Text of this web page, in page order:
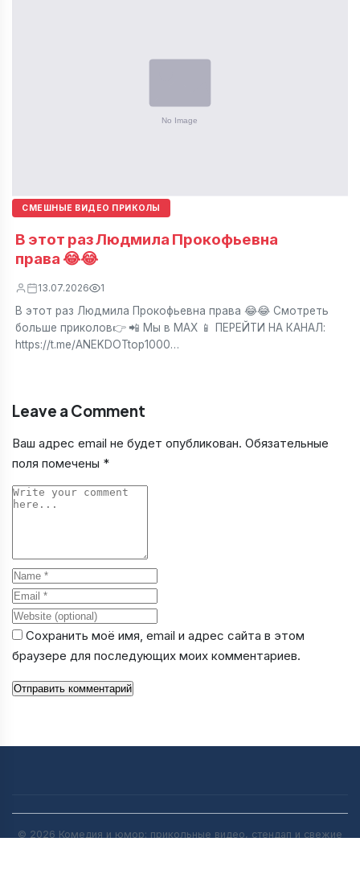
СМЕШНЫЕ ВИДЕО ПРИКОЛЫ
В этот раз Людмила Прокофьевна
права 😂😂
13.07.2026 1
В этот раз Людмила Прокофьевна права 😂😂 Смотреть
больше приколов👉 📲 Мы в МАХ 📱 ПЕРЕЙТИ НА КАНАЛ:
https://t.me/ANEKDOTtop1000…
Leave a Comment
Ваш адрес email не будет опубликован. Обязательные
поля помечены *
Comment
Name
Email
Website
Сохранить моё имя, email и адрес сайта в этом
браузере для последующих моих комментариев.
Отправить комментарий
© 2026 Комедия и юмор: прикольные видео, стендап и свежие